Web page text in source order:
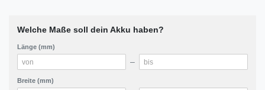
Welche Maße soll dein Akku haben?
Länge (mm)
–
Breite (mm)